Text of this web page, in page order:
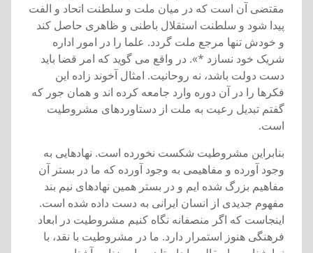
مقتضی آن است که در ميان ملت و سلطنت اتحاد و الفت
پيدا شود و سلطنت استقلال باطنی و ظاهری حاصل کند
و خودش تنها مرجع ملت گردد. علما را در امور اداره
شريک خود نسازد *». در واقع می گويد که امر قضا بايد
دست دولت باشد، نه روحانيت. امثال آخوند زاده اين
فکرها را در آن دوره وارد جامعه کرده اند و همان جور که
گفتم تبديل رعيت به ملت از دستاوردهای مشروطيت
است.
بنابراين مشروطيت شکست نخورده است. نهادهايی به
وجود آورده و مفاهيمی به وجود آورده که ما در بستر آن
مفاهيم بزرگ شده ايم و در بستر همين نهادهای نيم بند
مفهوم جديدی از انسان ايرانی به دست داده شده است.
اينجاست که اگر منصفانه نگاه کنيم مشروطيت در ابعاد
فرهنگی هنوز استمرار دارد. ما در مشروطيت با نقد، با